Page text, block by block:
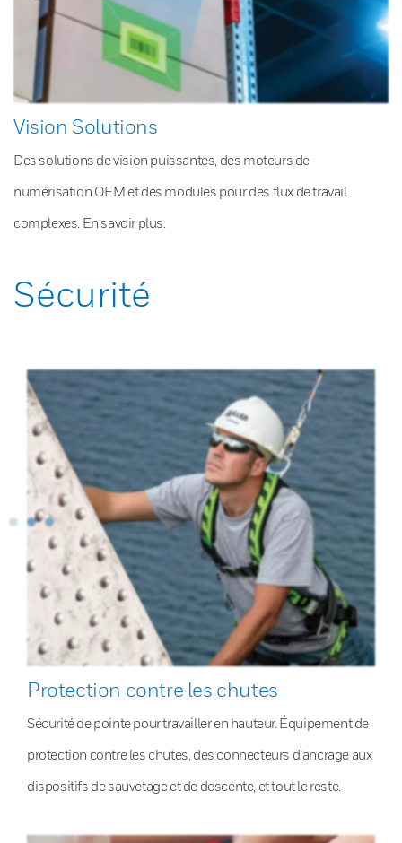
Vision Solutions
Des solutions de vision puissantes, des moteurs de
numérisation OEM et des modules pour des flux de travail
complexes. En savoir plus.
Sécurité
Protection contre les chutes
Sécurité de pointe pour travailler en hauteur. Équipement de
protection contre les chutes, des connecteurs d’ancrage aux
dispositifs de sauvetage et de descente, et tout le reste.